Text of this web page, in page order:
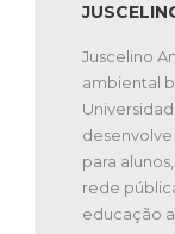
Juscelino
ambiental
para
rede
educação